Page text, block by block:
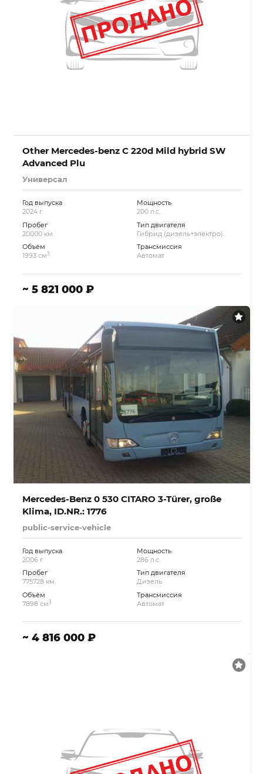
Other Mercedes-benz C 220d Mild hybrid SW
Advanced Plu
Универсал
Год выпуска
2024 г.
Пробег
20000 км.
Объём
1993 см3
Мощность
200 л.с.
Тип двигателя
Гибрид (дизель+электро)
Трансмиссия
Автомат
~ 5 821 000 ₽
Mercedes-Benz 0 530 CITARO 3-Türer, große
Klima, ID.NR.: 1776
public-service-vehicle
Год выпуска
2006 г.
Пробег
775728 км.
Объём
7898 см3
Мощность
286 л.с.
Тип двигателя
Дизель
Трансмиссия
Автомат
~ 4 816 000 ₽